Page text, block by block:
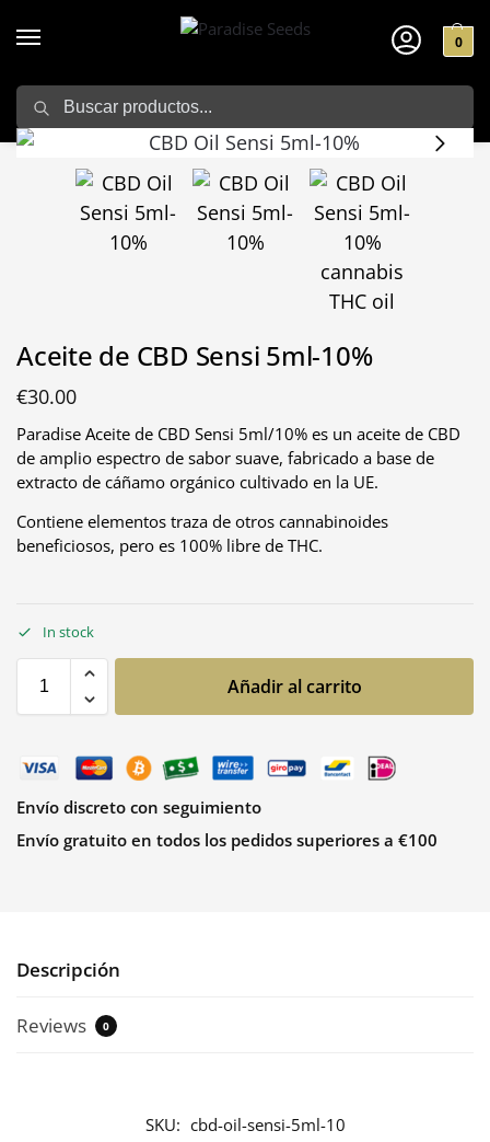
0
Home / Aceites CBD / Aceite de CBD Sensi 5ml-10%
Aceite de CBD Sensi 5ml-10%
€30.00
Paradise Aceite de CBD Sensi 5ml/10% es un aceite de CBD
de amplio espectro de sabor suave, fabricado a base de
extracto de cáñamo orgánico cultivado en la UE.
Contiene elementos traza de otros cannabinoides
beneficiosos, pero es 100% libre de THC.
In stock
Añadir al carrito
Envío discreto con seguimiento
Envío gratuito en todos los pedidos superiores a €100
Descripción
Reviews 0
SKU: cbd-oil-sensi-5ml-10